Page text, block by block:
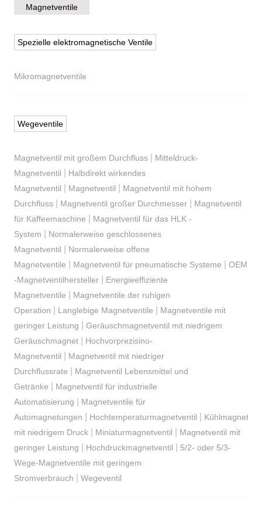
Magnetventile
Spezielle elektromagnetische Ventile
Mikromagnetventile
Wegeventile
Magnetventil mit großem Durchfluss| Mitteldruck-
Magnetventil
Halbdirekt wirkendes
Magnetventil
Magnetventil
Magnetventil mit hohem
Durchfluss| Magnetventil großer Durchmesser| Magnetventil
für Kaffeemaschine
Magnetventil für das HLK -
System
Normalerweise geschlossenes
Magnetventil
Normalerweise offene
Magnetventile
Magnetventil für pneumatische Systeme
OEM
-Magnetventilhersteller| Energieeffiziente
Magnetventile
Magnetventile der ruhigen
Operation
Langlebige Magnetventile
Magnetventile mit
geringer Leistung
Geräuschmagnetventil mit niedrigem
Geräuschmagnet| Hochvorprezisino-
Magnetventil
Magnetventil mit niedriger
Durchflussrate
Magnetventil Lebensmittel und
Getränke
Magnetventil für industrielle
Automatisierung
Magnetventile für
Automagnetungen
Hochtemperaturmagnetventil
mit niedrigem Druck| Miniaturmagnetventil
Magnetventil mit
geringer Leistung
Hochdruckmagnetventil
5/2- oder 5/3-
Wege-Magnetventile mit geringem
Stromverbrauch
Wegeventil